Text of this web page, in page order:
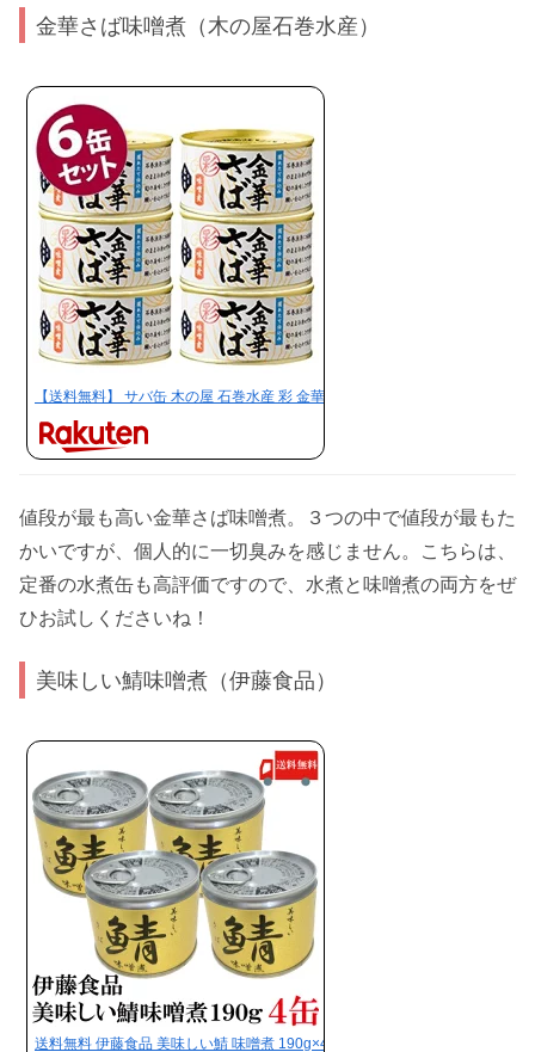
金華さば味噌煮（木の屋石巻水産）
【送料無料】 サバ缶 木の屋 石巻水産 彩 金華さば みそ煮 170g×6缶セッ…
値段が最も高い金華さば味噌煮。３つの中で値段が最もた
かいですが、個人的に一切臭みを感じません。こちらは、
定番の水煮缶も高評価ですので、水煮と味噌煮の両方をぜ
ひお試しくださいね！
美味しい鯖味噌煮（伊藤食品）
送料無料 伊藤食品 美味しい鯖 味噌煮 190g×4缶 サバ缶 缶詰 さば缶 鯖缶